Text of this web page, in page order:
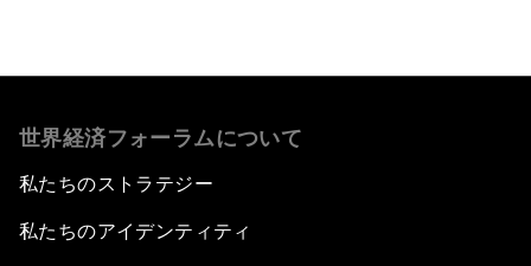
世界経済フォーラムについて
私たちのストラテジー
私たちのアイデンティティ